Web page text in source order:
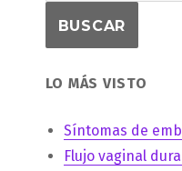
LO MÁS VISTO
Síntomas de
Flujo vaginal